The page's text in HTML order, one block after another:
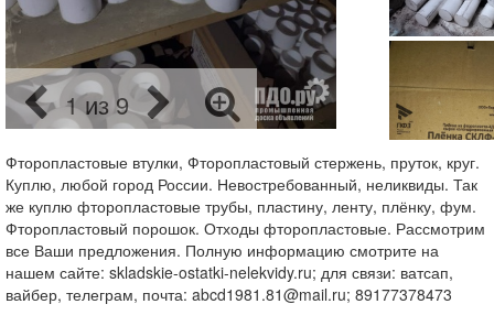
1 из 9
Фторопластовые втулки, Фторопластовый стержень, пруток, круг.
Куплю, любой город России. Невостребованный, неликвиды. Так
же куплю фторопластовые трубы, пластину, ленту, плёнку, фум.
Фторопластовый порошок. Отходы фторопластовые. Рассмотрим
все Ваши предложения. Полную информацию смотрите на
нашем сайте: skladskie-ostatki-nelekvidy.ru; для связи: ватсап,
вайбер, телеграм, почта: abcd1981.81@mail.ru; 89177378473